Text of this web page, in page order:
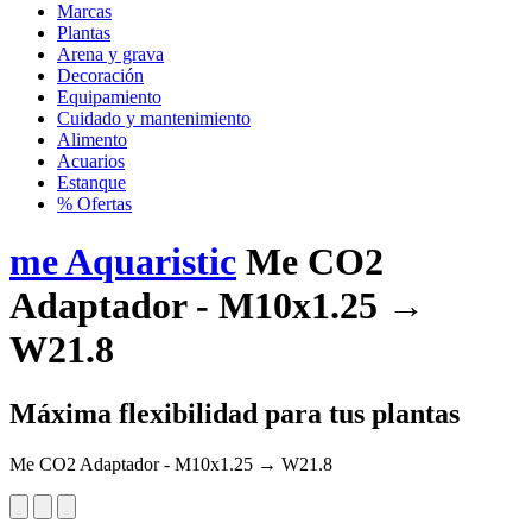
Marcas
Plantas
Arena y grava
Decoración
Equipamiento
Cuidado y mantenimiento
Alimento
Acuarios
Estanque
% Ofertas
me Aquaristic Me CO2
Adaptador - M10x1.25 →
W21.8
Máxima flexibilidad para tus plantas
Me CO2 Adaptador - M10x1.25 → W21.8